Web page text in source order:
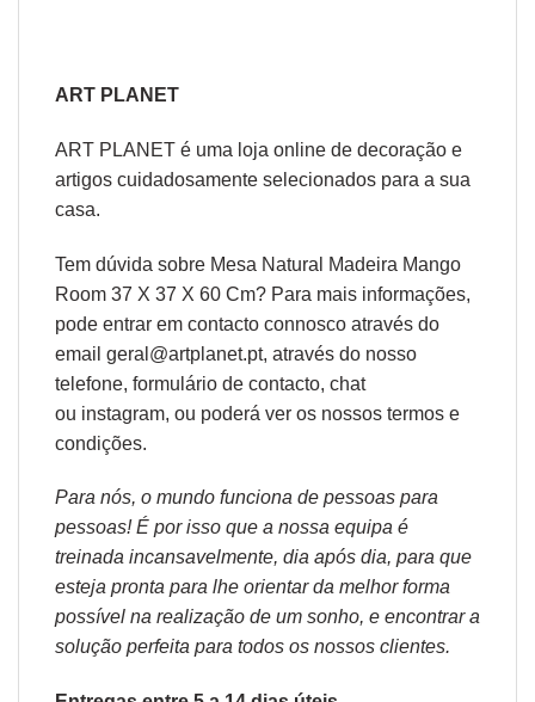
ART PLANET
ART PLANET é uma loja online de decoração e
artigos cuidadosamente selecionados para a sua
casa.
Tem dúvida sobre Mesa Natural Madeira Mango
Room 37 X 37 X 60 Cm? Para mais informações,
pode entrar em contacto connosco através do
email geral@artplanet.pt, através do nosso
telefone, formulário de contacto, chat
ou instagram, ou poderá ver os nossos termos e
condições.
Para nós, o mundo funciona de pessoas para
pessoas! É por isso que a nossa equipa é
treinada incansavelmente, dia após dia, para que
esteja pronta para lhe orientar da melhor forma
possível na realização de um sonho, e encontrar a
solução perfeita para todos os nossos clientes.